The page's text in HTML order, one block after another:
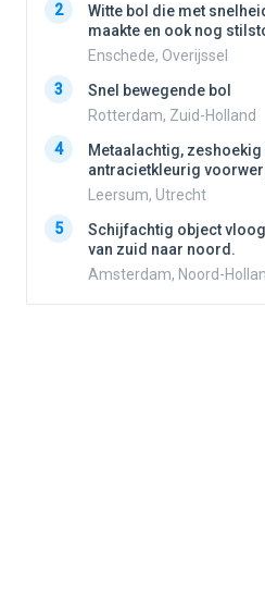
2
Witte bol die met
maakte en ook nog
Enschede, Overijssel
3
Snel bewegende bol
Rotterdam, Zuid-Holland
4
Metaalachtig,
antracietkleurig
Leersum, Utrecht
5
Schijfachtig object
van zuid naar noord.
Amsterdam, Noord-